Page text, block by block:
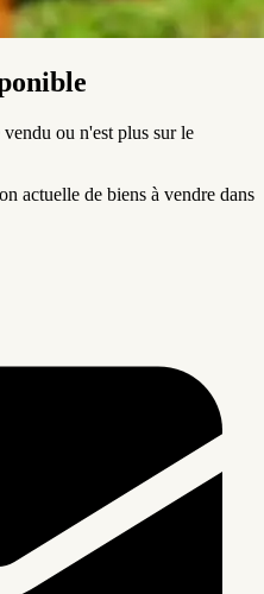
ou n'est plus sur le
actuelle de biens à vendre dans